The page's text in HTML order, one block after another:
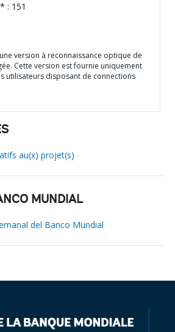
: 151
version à reconnaissance optique de
Cette version est fournie uniquement
utilisateurs disposant de connections
au(x) projet(s)
MUNDIAL
del Banco Mundial